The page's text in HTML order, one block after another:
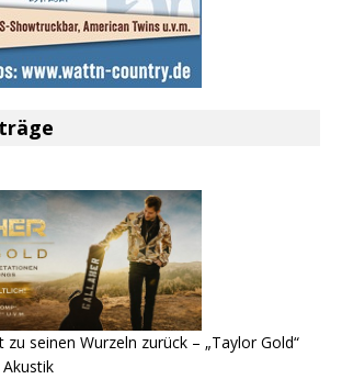
zu seinen Wurzeln zurück – „Taylor Gold“